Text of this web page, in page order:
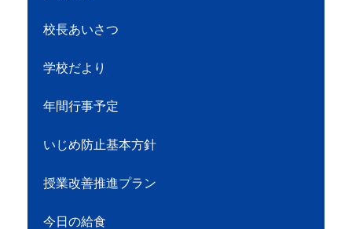
校長あいさつ
学校だより
年間行事予定
いじめ防止基本方針
授業改善推進プラン
今日の給食